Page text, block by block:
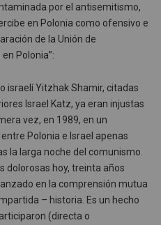
por el antisemitismo,
en Polonia como ofensivo e
de la Unión de
Polonia”:
israelí Yitzhak Shamir, citadas
Israel Katz, ya eran injustas
vez, en 1989, en un
Polonia e Israel apenas
la larga noche del comunismo.
dolorosas hoy, treinta años
en la comprensión mutua
– historia. Es un hecho
(directa o